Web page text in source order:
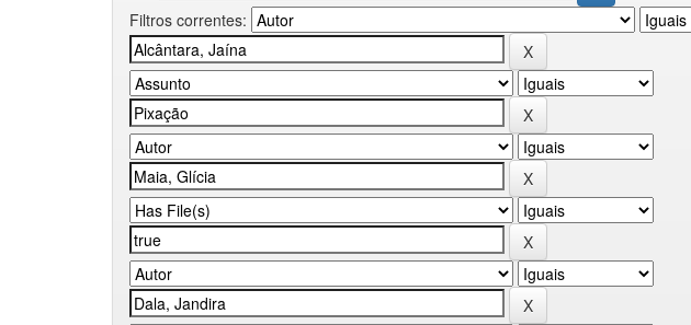
Filtros correntes: